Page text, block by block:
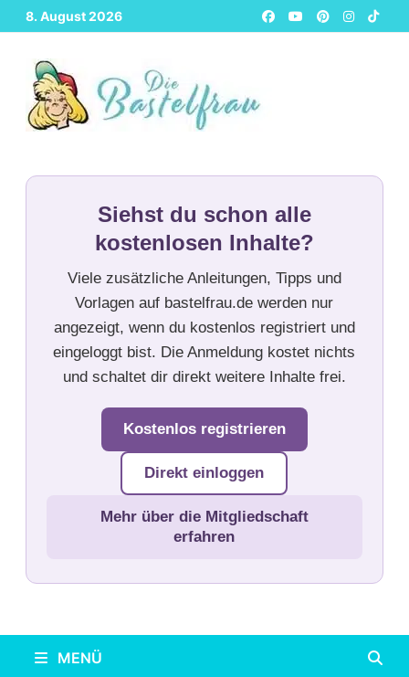
Zurück
zum
Inhalt
8. August 2026
Siehst du schon alle
kostenlosen Inhalte?
Viele zusätzliche Anleitungen, Tipps und
Vorlagen auf bastelfrau.de werden nur
angezeigt, wenn du kostenlos registriert und
eingeloggt bist. Die Anmeldung kostet nichts
und schaltet dir direkt weitere Inhalte frei.
Kostenlos registrieren
Direkt einloggen
Mehr über die Mitgliedschaft
erfahren
MENÜ